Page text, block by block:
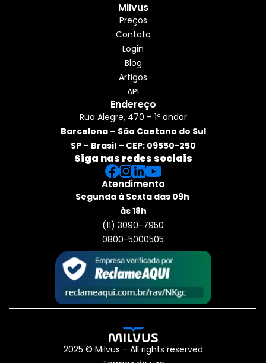
Milvus
Preços
Contato
Login
Blog
Artigos
API
Endereço
Rua Alegre, 470 – 1º andar
Barcelona – São Caetano do Sul
SP – Brasil – CEP: 09550-250
Siga nas redes sociais
Atendimento
Segunda à Sexta das 09h
às 18h
(11) 3090-7950
0800-5000505
2025 © Milvus – All rights reserved